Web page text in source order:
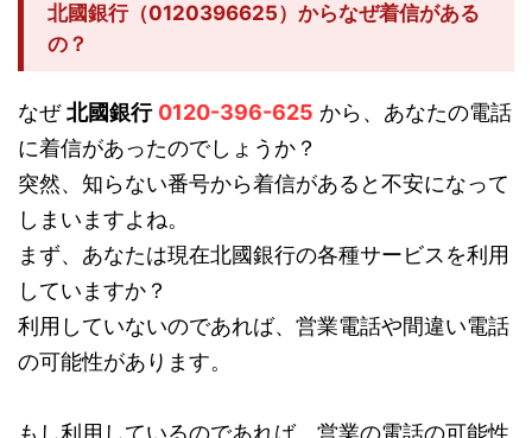
北國銀行（0120396625）からなぜ着信がある
の？
なぜ北國銀行 0120-396-625 から、あなたの電話
に着信があったのでしょうか？
突然、知らない番号から着信があると不安になって
しまいますよね。
まず、あなたは現在北國銀行の各種サービスを利用
していますか？
利用していないのであれば、営業電話や間違い電話
の可能性があります。